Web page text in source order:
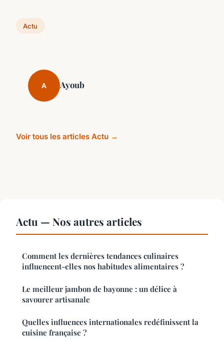
Actu
A Ayoub
Voir tous les articles Actu →
Actu — Nos autres articles
Comment les dernières tendances culinaires
influencent-elles nos habitudes alimentaires ?
Le meilleur jambon de bayonne : un délice à
savourer artisanale
Quelles influences internationales redéfinissent la
cuisine française ?